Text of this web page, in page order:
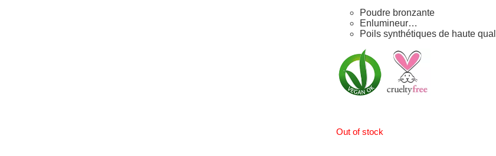
Poudre bronzante
Enlumineur…
Poils synthétiques de haute
Out of stock